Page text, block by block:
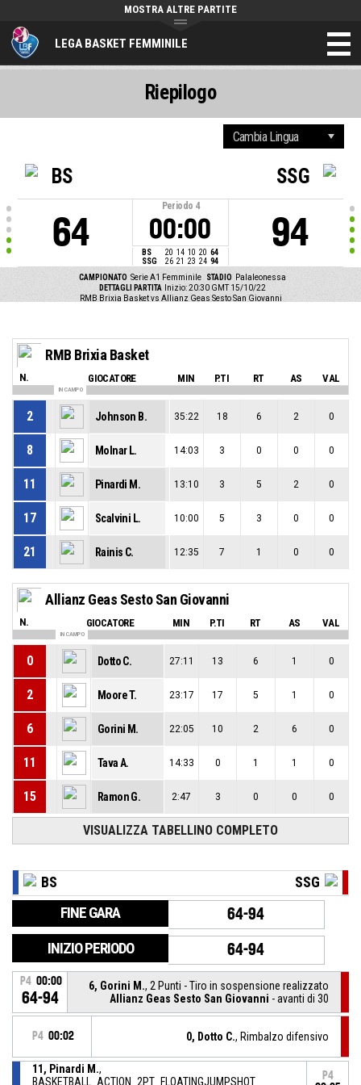
LEGA BASKET FEMMINILE
MOSTRA ALTRE PARTITE
BS
64
Periodo 4
00:00
BS 20 14 10 20 64
SSG
26 21 23 24 94
SSG
94
CAMPIONATO Serie A1 Femminile STADIO Palaleonessa
DETTAGLI PARTITA
Inizio: 20:30 GMT 15/10/22
RMB Brixia Basket vs Allianz Geas Sesto San Giovanni
Riepilogo
RMB Brixia Basket
N. GIOCATORE MIN P.TI RT AS VAL
IN CAMPO
2 Johnson B. 35:22 18 6 2 0
8 Molnar L. 14:03 3 0 0 0
11 Pinardi M. 13:10 3 5 2 0
17 Scalvini L. 10:00 5 3 0 0
21 Rainis C. 12:35 7 1 0 0
Allianz Geas Sesto San Giovanni
N. GIOCATORE MIN P.TI RT AS VAL
IN CAMPO
0 Dotto C. 27:11 13 6 1 0
2 Moore T. 23:17 17 5 1 0
6 Gorini M. 22:05 10 2 6 0
11 Tava A. 14:33 0 1 1 0
15 Ramon G. 2:47 3 0 0 0
VISUALIZZA TABELLINO COMPLETO
BS SSG
FINE GARA 64-94
INIZIO PERIODO 64-94
P4 00:00
64-94
6, Gorini M., 2 Punti - Tiro in sospensione realizzato
Allianz Geas Sesto San Giovanni - avanti di 30
P4 00:02 0, Dotto C., Rimbalzo difensivo
11, Pinardi M.,
BASKETBALL_ACTION_2PT_FLOATINGJUMPSHOT
P4